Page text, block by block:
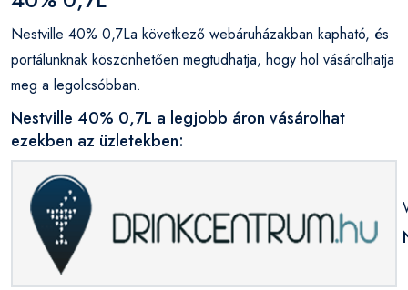
Nestville 40% 0,7La következő webáruházakban kapható, és
portálunknak köszönhetően megtudhatja, hogy hol vásárolhatja
meg a legolcsóbban.
Nestville 40% 0,7L a legjobb áron vásárolhat
ezekben az üzletekben: